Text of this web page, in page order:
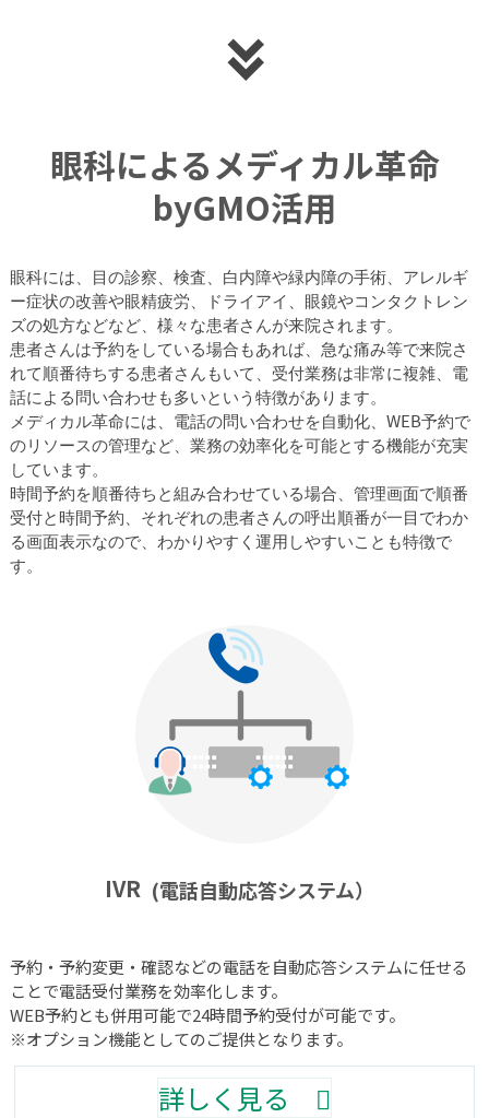
眼科によるメディカル革命
byGMO活用
眼科には、目の診察、検査、白内障や緑内障の手術、アレルギ
ー症状の改善や眼精疲労、ドライアイ、眼鏡やコンタクトレン
ズの処方などなど、様々な患者さんが来院されます。
患者さんは予約をしている場合もあれば、急な痛み等で来院さ
れて順番待ちする患者さんもいて、受付業務は非常に複雑、電
話による問い合わせも多いという特徴があります。
メディカル革命には、電話の問い合わせを自動化、WEB予約で
のリソースの管理など、業務の効率化を可能とする機能が充実
しています。
時間予約を順番待ちと組み合わせている場合、管理画面で順番
受付と時間予約、それぞれの患者さんの呼出順番が一目でわか
る画面表示なので、わかりやすく運用しやすいことも特徴で
す。
IVR (電話自動応答システム）
予約・予約変更・確認などの電話を自動応答システムに任せる
ことで電話受付業務を効率化します。
WEB予約とも併用可能で24時間予約受付が可能です。
※オプション機能としてのご提供となります。
詳しく見る